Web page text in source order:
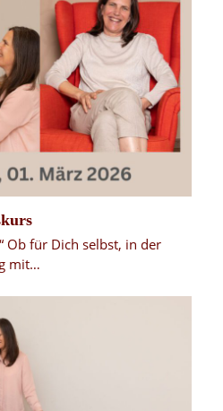
Ob für Dich selbst, in der
mit…